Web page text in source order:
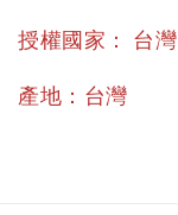
授權國家 ： 台灣
產地：台灣